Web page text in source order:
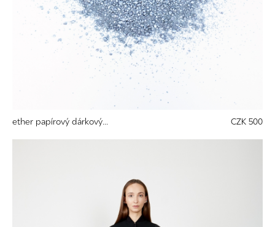
ether papírový dárkový... CZK 500